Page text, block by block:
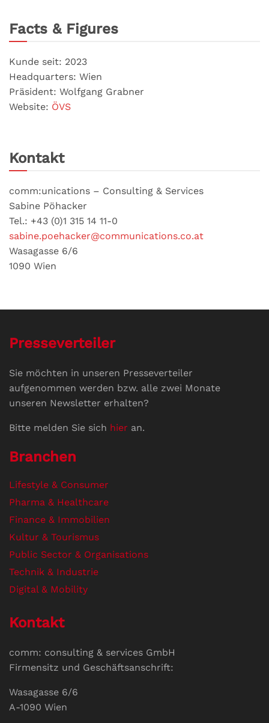
Facts & Figures
Kunde seit: 2023
Headquarters: Wien
Präsident: Wolfgang Grabner
Website: ÖVS
Kontakt
comm:unications – Consulting & Services
Sabine Pöhacker
Tel.: +43 (0)1 315 14 11-0
sabine.poehacker@communications.co.at
Wasagasse 6/6
1090 Wien
Presseverteiler
Sie möchten in unseren Presseverteiler
aufgenommen werden bzw. alle zwei Monate
unseren Newsletter erhalten?
Bitte melden Sie sich hier an.
Branchen
Lifestyle & Consumer
Pharma & Healthcare
Finance & Immobilien
Kultur & Tourismus
Public Sector & Organisations
Technik & Industrie
Digital & Mobility
Kontakt
comm: consulting & services GmbH
Firmensitz und Geschäftsanschrift:
Wasagasse 6/6
A-1090 Wien